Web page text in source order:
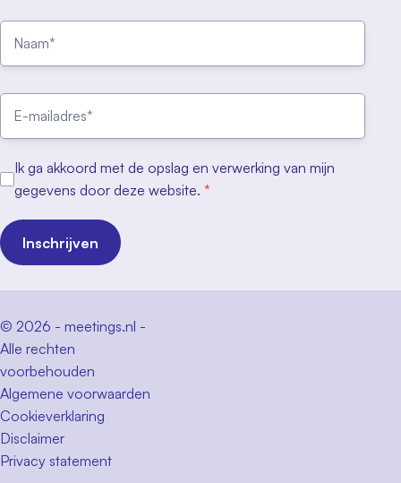
Ik ga akkoord met de opslag en verwerking van mijn
gegevens door deze website. *
Inschrijven
© 2026 - meetings.nl -
Alle rechten
voorbehouden
Algemene voorwaarden
Cookieverklaring
Disclaimer
Privacy statement